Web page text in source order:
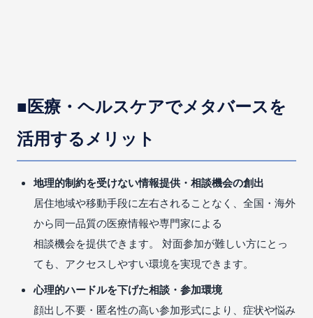
■医療・ヘルスケアでメタバースを
活用するメリット
地理的制約を受けない情報提供・相談機会の創出
居住地域や移動手段に左右されることなく、全国・海外
から同一品質の医療情報や専門家による
相談機会を提供できます。 対面参加が難しい方にとっ
ても、アクセスしやすい環境を実現できます。
心理的ハードルを下げた相談・参加環境
顔出し不要・匿名性の高い参加形式により、症状や悩み